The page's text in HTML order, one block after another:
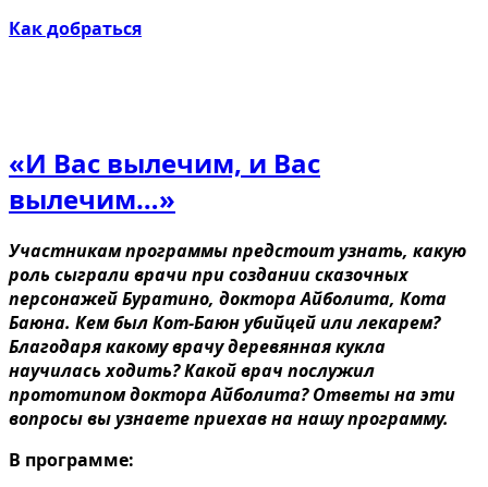
Как добраться
«И Вас вылечим, и Вас
вылечим…»
Участникам программы предстоит узнать, какую
роль сыграли врачи при создании сказочных
персонажей Буратино, доктора Айболита, Кота
Баюна. Кем был Кот-Баюн убийцей или лекарем?
Благодаря какому врачу деревянная кукла
научилась ходить? Какой врач послужил
прототипом доктора Айболита? Ответы на эти
вопросы вы узнаете приехав на нашу программу.
В программе: